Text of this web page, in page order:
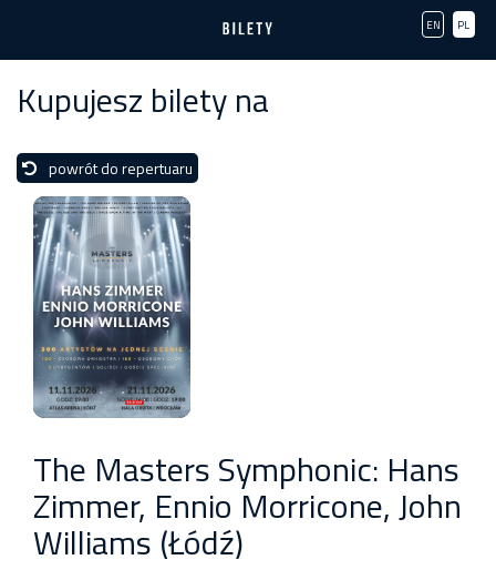
PL
EN
Kupujesz bilety na
powrót do repertuaru
The Masters Symphonic: Hans
Zimmer, Ennio Morricone, John
Williams (Łódź)